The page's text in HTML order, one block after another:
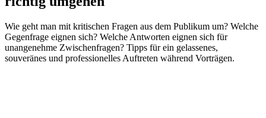
Wie geht man mit kritischen Fragen aus dem Publikum um? Welche
Gegenfrage eignen sich? Welche Antworten eignen sich für
unangenehme Zwischenfragen? Tipps für ein gelassenes,
souveränes und professionelles Auftreten während Vorträgen.